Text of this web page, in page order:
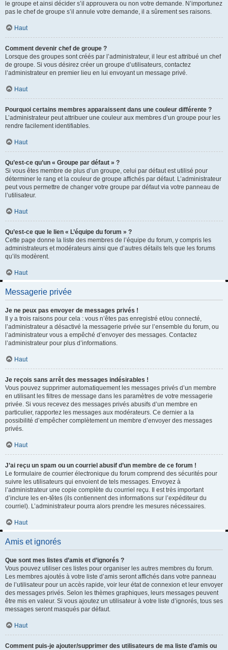
le groupe et ainsi décider s’il approuvera ou non votre demande. N’importunez
pas le chef de groupe s’il annule votre demande, il a sûrement ses raisons.
Haut
Comment devenir chef de groupe ?
Lorsque des groupes sont créés par l’administrateur, il leur est attribué un chef
de groupe. Si vous désirez créer un groupe d’utilisateurs, contactez
l’administrateur en premier lieu en lui envoyant un message privé.
Haut
Pourquoi certains membres apparaissent dans une couleur différente ?
L’administrateur peut attribuer une couleur aux membres d’un groupe pour les
rendre facilement identifiables.
Haut
Qu’est-ce qu’un « Groupe par défaut » ?
Si vous êtes membre de plus d’un groupe, celui par défaut est utilisé pour
déterminer le rang et la couleur de groupe affichés par défaut. L’administrateur
peut vous permettre de changer votre groupe par défaut via votre panneau de
l’utilisateur.
Haut
Qu’est-ce que le lien « L’équipe du forum » ?
Cette page donne la liste des membres de l’équipe du forum, y compris les
administrateurs et modérateurs ainsi que d’autres détails tels que les forums
qu’ils modèrent.
Haut
Messagerie privée
Je ne peux pas envoyer de messages privés !
Il y a trois raisons pour cela : vous n’êtes pas enregistré et/ou connecté,
l’administrateur a désactivé la messagerie privée sur l’ensemble du forum, ou
l’administrateur vous a empêché d’envoyer des messages. Contactez
l’administrateur pour plus d’informations.
Haut
Je reçois sans arrêt des messages indésirables !
Vous pouvez supprimer automatiquement les messages privés d’un membre
en utilisant les filtres de message dans les paramètres de votre messagerie
privée. Si vous recevez des messages privés abusifs d’un membre en
particulier, rapportez les messages aux modérateurs. Ce dernier a la
possibilité d’empêcher complètement un membre d’envoyer des messages
privés.
Haut
J’ai reçu un spam ou un courriel abusif d’un membre de ce forum !
Le formulaire de courrier électronique du forum comprend des sécurités pour
suivre les utilisateurs qui envoient de tels messages. Envoyez à
l’administrateur une copie complète du courriel reçu. Il est très important
d’inclure les en-têtes (ils contiennent des informations sur l’expéditeur du
courriel). L’administrateur pourra alors prendre les mesures nécessaires.
Haut
Amis et ignorés
Que sont mes listes d’amis et d’ignorés ?
Vous pouvez utiliser ces listes pour organiser les autres membres du forum.
Les membres ajoutés à votre liste d’amis seront affichés dans votre panneau
de l’utilisateur pour un accès rapide, voir leur état de connexion et leur envoyer
des messages privés. Selon les thèmes graphiques, leurs messages peuvent
être mis en valeur. Si vous ajoutez un utilisateur à votre liste d’ignorés, tous ses
messages seront masqués par défaut.
Haut
Comment puis-je ajouter/supprimer des utilisateurs de ma liste d’amis ou